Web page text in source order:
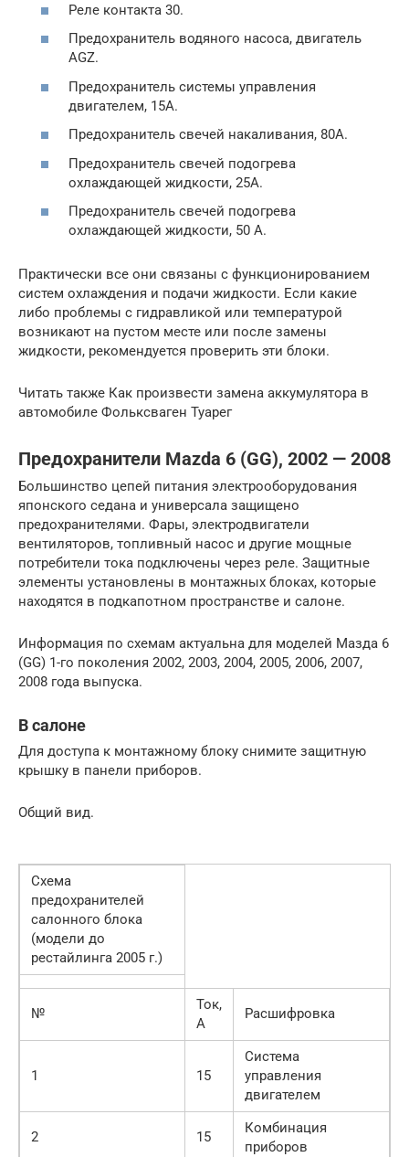
Реле контакта 30.
Предохранитель водяного насоса, двигатель
AGZ.
Предохранитель системы управления
двигателем, 15А.
Предохранитель свечей накаливания, 80А.
Предохранитель свечей подогрева
охлаждающей жидкости, 25А.
Предохранитель свечей подогрева
охлаждающей жидкости, 50 А.
Практически все они связаны с функционированием
систем охлаждения и подачи жидкости. Если какие
либо проблемы с гидравликой или температурой
возникают на пустом месте или после замены
жидкости, рекомендуется проверить эти блоки.
Читать также Как произвести замена аккумулятора в
автомобиле Фольксваген Туарег
Предохранители Mazda 6 (GG), 2002 — 2008
Большинство цепей питания электрооборудования
японского седана и универсала защищено
предохранителями. Фары, электродвигатели
вентиляторов, топливный насос и другие мощные
потребители тока подключены через реле. Защитные
элементы установлены в монтажных блоках, которые
находятся в подкапотном пространстве и салоне.
Информация по схемам актуальна для моделей Мазда 6
(GG) 1-го поколения 2002, 2003, 2004, 2005, 2006, 2007,
2008 года выпуска.
В салоне
Для доступа к монтажному блоку снимите защитную
крышку в панели приборов.
Общий вид.
Схема
предохранителей
салонного блока
(модели до
рестайлинга 2005 г.)
№
Ток,
A
Расшифровка
1 15
Система
управления
двигателем
2 15
Комбинация
приборов